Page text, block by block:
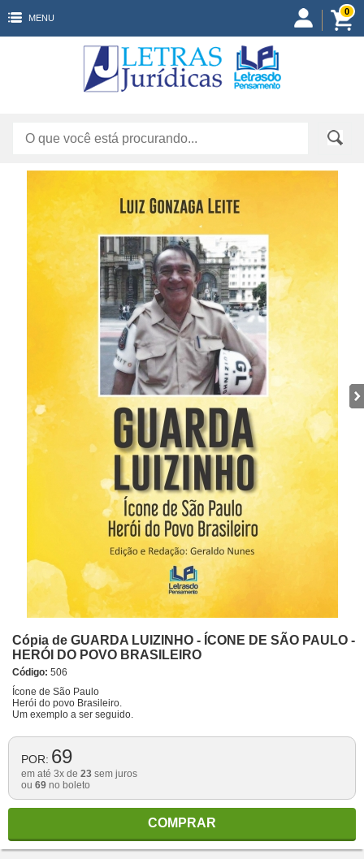
MENU
0
Cópia de GUARDA LUIZINHO - ÍCONE DE SÃO PAULO -
HERÓI DO POVO BRASILEIRO
Código: 506
Ícone de São Paulo
Herói do povo Brasileiro.
Um exemplo a ser seguido.
POR: 69
em até 3x de 23 sem juros
ou 69 no boleto
COMPRAR